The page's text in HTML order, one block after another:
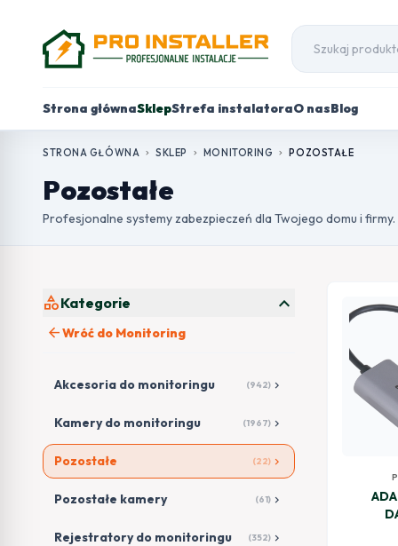
Strona głównaSklepStrefa instalatoraO nasBlog
STRONA GŁÓWNA chevron_right SKLEP chevron_right MONITORING chevron_right POZOSTAŁE
Pozostałe
Profesjonalne systemy zabezpieczeń dla Twojego domu i firmy.
categoryKategorie expand_more
arrow_backWróć do Monitoring
Akcesoria do monitoringu (942) chevron_right
Kamery do monitoringu (1967) chevron_right
Pozostałe (22) chevron_right
Pozostałe kamery (61) chevron_right
Rejestratory do monitoringu (352) chevron_right